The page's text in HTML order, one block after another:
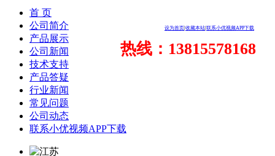
设为首页 收藏本站 联系小优视频APP下载
热线：13815578168
首 页
公司简介
产品展示
公司新闻
技术支持
产品答疑
行业新闻
常见问题
公司动态
联系小优视频APP下载